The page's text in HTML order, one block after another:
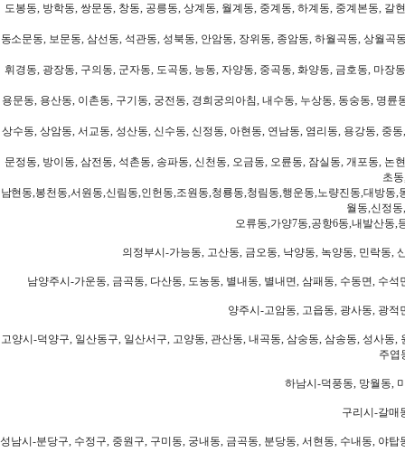
도봉동, 방학동, 쌍문동, 창동, 공릉동, 상계동, 월계동, 중계동, 하계동, 중계본동,
동소문동, 보문동, 삼선동, 석관동, 성북동, 안암동, 장위동, 종암동, 하월곡동, 상월
휘경동, 광장동, 구의동, 군자동, 도곡동, 능동, 자양동, 중곡동, 화양동, 금호동, 마
용문동, 용산동, 이촌동, 구기동, 궁전동, 경희궁의아침, 내수동, 누상동, 동숭동, 명
상수동, 상암동, 서교동, 성산동, 신수동, 신정동, 아현동, 연남동, 염리동, 용강동, 중
문정동, 방이동, 삼전동, 석촌동, 송파동, 신천동, 오금동, 오륜동, 잠실동, 개포동,
초
남현동,봉천동,서원동,신림동,인헌동,조원동,청룡동,청림동,행운동,노량진동,대방
월동,신정
오류동,가양7동,공항6동,내발산동,
의정부시-가능동, 고산동, 금오동, 낙양동, 녹양동, 민락동,
남양주시-가운동, 금곡동, 다산동, 도농동, 별내동, 별내면, 삼패동, 수동면, 수
양주시-고암동, 고읍동, 광사동, 광
고양시-덕양구, 일산동구, 일산서구, 고양동, 관산동, 내곡동, 삼숭동, 삼송동, 성사
주엽
하남시-덕풍동, 망월동,
구리시-갈매
성남시-분당구, 수정구, 중원구, 구미동, 궁내동, 금곡동, 분당동, 서현동, 수내동, 야